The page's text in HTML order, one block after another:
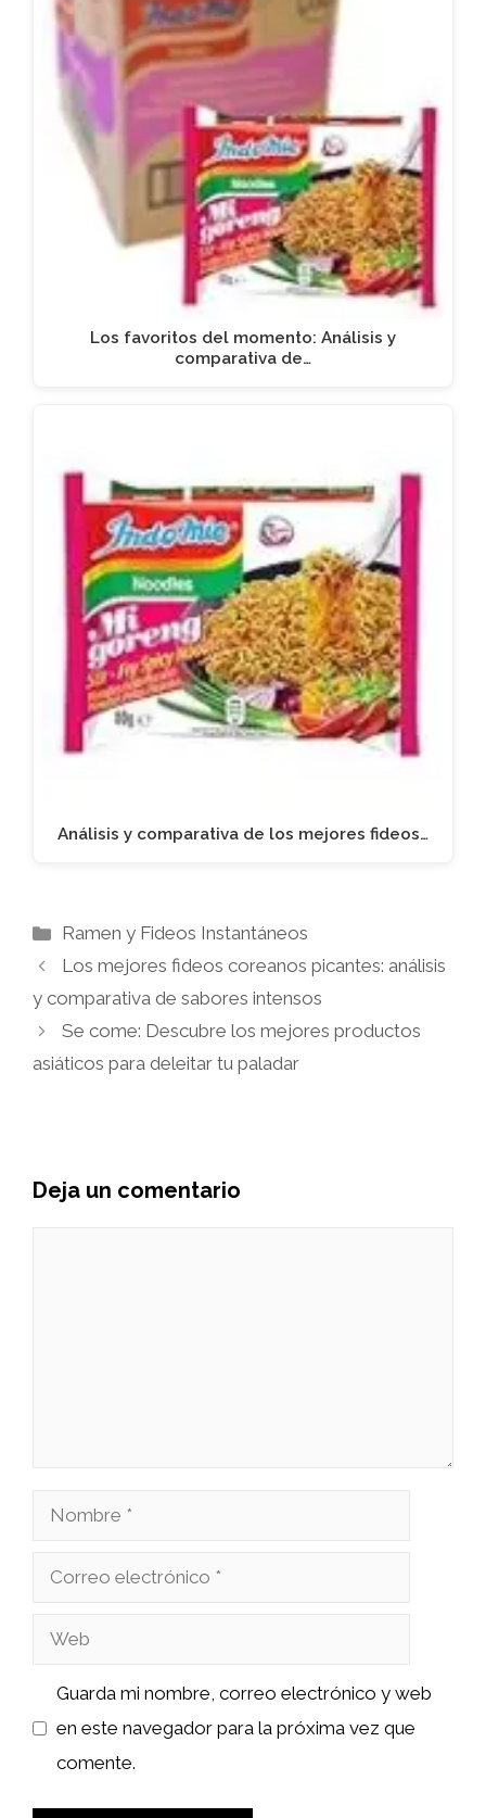
Los favoritos del momento: Análisis y
comparativa de…
Análisis y comparativa de los mejores fideos…
Categorías
Ramen y Fideos Instantáneos
Los mejores fideos coreanos picantes: análisis
y comparativa de sabores intensos
Se come: Descubre los mejores productos
asiáticos para deleitar tu paladar
Deja un comentario
Nombre
Correo
Web
Guarda mi nombre, correo electrónico y web
en este navegador para la próxima vez que
comente.